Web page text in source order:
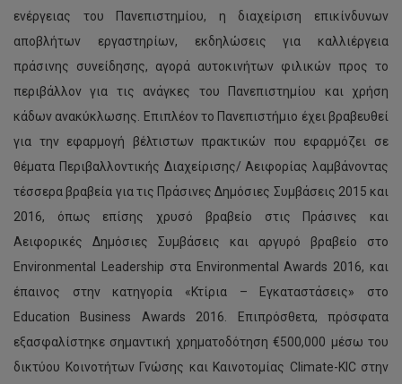
ενέργειας του Πανεπιστημίου, η διαχείριση επικίνδυνων
αποβλήτων εργαστηρίων, εκδηλώσεις για καλλιέργεια
πράσινης συνείδησης, αγορά αυτοκινήτων φιλικών προς το
περιβάλλον για τις ανάγκες του Πανεπιστημίου και χρήση
κάδων ανακύκλωσης. Επιπλέον το Πανεπιστήμιο έχει βραβευθεί
για την εφαρμογή βέλτιστων πρακτικών που εφαρμόζει σε
θέματα Περιβαλλοντικής Διαχείρισης/ Αειφορίας λαμβάνοντας
τέσσερα βραβεία για τις Πράσινες Δημόσιες Συμβάσεις 2015 και
2016, όπως επίσης χρυσό βραβείο στις Πράσινες και
Αειφορικές Δημόσιες Συμβάσεις και αργυρό βραβείο στο
Environmental Leadership στα Environmental Awards 2016, και
έπαινος στην κατηγορία «Κτίρια – Εγκαταστάσεις» στο
Education Business Awards 2016. Επιπρόσθετα, πρόσφατα
εξασφαλίστηκε σημαντική χρηματοδότηση €500,000 μέσω του
δικτύου Κοινοτήτων Γνώσης και Καινοτομίας Climate-KIC στην